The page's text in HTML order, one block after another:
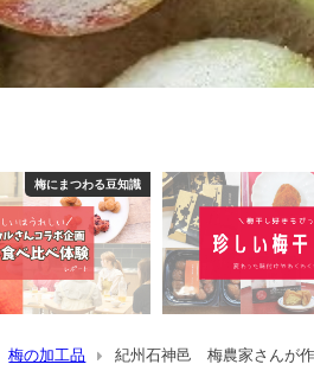
梅にまつわる豆知識
梅の加工品 紀州石神邑 梅農家さんが